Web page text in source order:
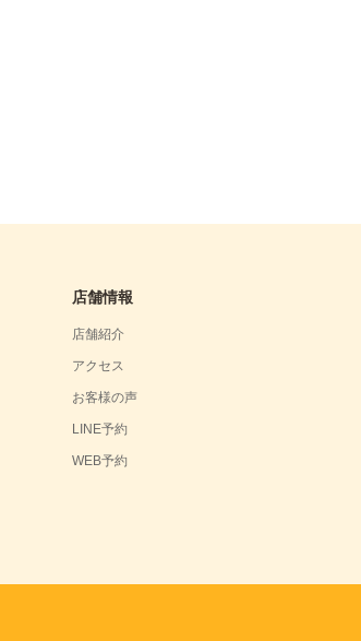
店舗情報
店舗紹介
アクセス
お客様の声
LINE予約
WEB予約